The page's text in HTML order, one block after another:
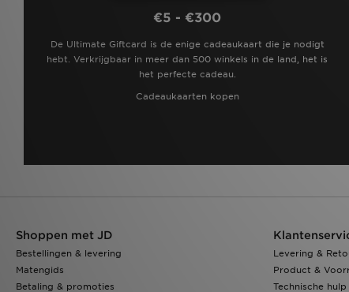
€5 - €300
De Ultimate Giftcard is de enige cadeaukaart die je nodigt
hebt. Verkrijgbaar in meer dan 500 winkels in de land, het is
het perfecte cadeau.
Cadeaukaarten kopen
Shoppen met JD
Bestellingen & levering
Matengids
Betaling & promoties
Levering &
Product &
Technische hulp